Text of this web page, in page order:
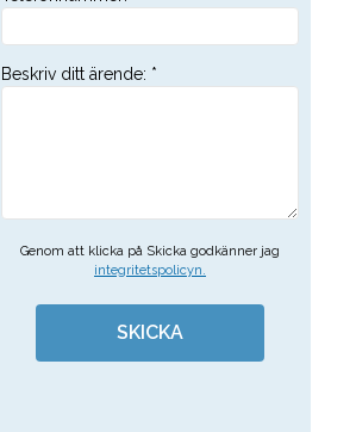
Beskriv ditt ärende: *
Genom att klicka på Skicka godkänner jag
integritetspolicyn.
SKICKA